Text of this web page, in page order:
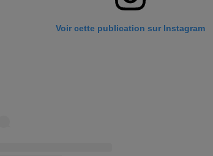
Voir cette publication sur Instagram